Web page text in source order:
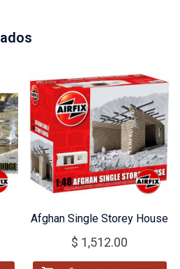
Afghan Single Storey House
$ 1,512.00